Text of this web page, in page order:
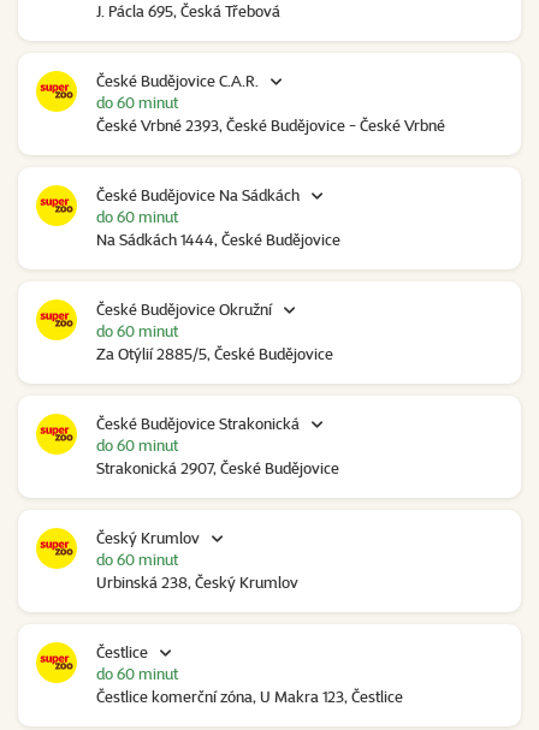
J. Pácla 695, Česká Třebová
České Budějovice C.A.R.
České Vrbné 2393, České Budějovice - České Vrbné
do 60 minut
České Budějovice Na Sádkách
Na Sádkách 1444, České Budějovice
do 60 minut
České Budějovice Okružní
Za Otýlií 2885/5, České Budějovice
do 60 minut
České Budějovice Strakonická
Strakonická 2907, České Budějovice
do 60 minut
Český Krumlov
Urbinská 238, Český Krumlov
do 60 minut
Čestlice
Čestlice komerční zóna, U Makra 123, Čestlice
do 60 minut